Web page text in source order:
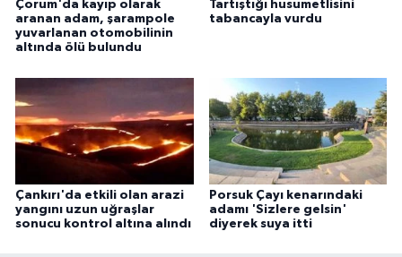
Çorum'da kayıp olarak
aranan adam, şarampole
yuvarlanan otomobilinin
altında ölü bulundu
Tartıştığı husumetlisini
tabancayla vurdu
Çankırı'da etkili olan arazi
yangını uzun uğraşlar
sonucu kontrol altına alındı
Porsuk Çayı kenarındaki
adamı 'Sizlere gelsin'
diyerek suya itti